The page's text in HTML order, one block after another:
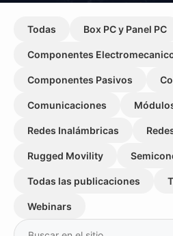
Todas Box PC y Panel PC
Componentes
Componentes Pasivos
Comunicaciones
Redes Inalámbricas
Rugged Movility
Todas las publicaciones
Webinars
Buscar: